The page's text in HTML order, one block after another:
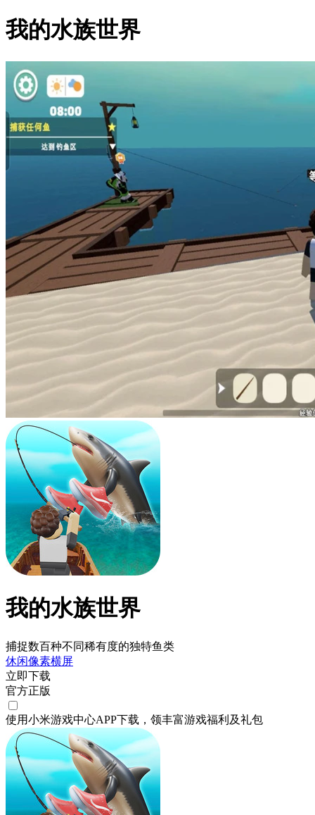
我的水族世界
我的水族世界
捕捉数百种不同稀有度的独特鱼类
休闲像素横屏
立即下载
官方正版
使用小米游戏中心APP下载 ，领丰富游戏福利 及礼包